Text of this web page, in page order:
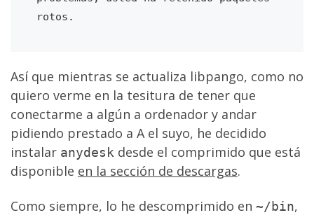
rotos.
Así que mientras se actualiza libpango, como no
quiero verme en la tesitura de tener que
conectarme a algún a ordenador y andar
pidiendo prestado a A el suyo, he decidido
instalar anydesk desde el comprimido que está
disponible en la sección de descargas.
Como siempre, lo he descomprimido en ~/bin,